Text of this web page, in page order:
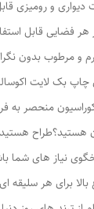
دیواری و رومیزی
فضایی قابل
و مرطوب بدون
چاپ بک لایت
منحصر به
هستید؟طراح هستید
نیاز های شما
بالا برای هر سلیقه